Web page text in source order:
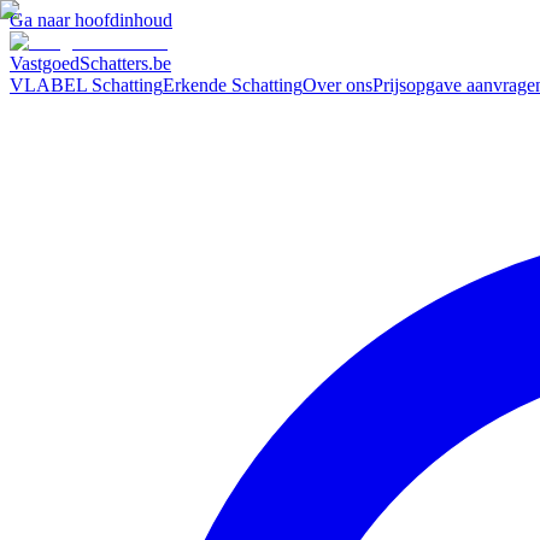
Ga naar hoofdinhoud
VastgoedSchatters.be
VLABEL SchattingErkende SchattingOver onsPrijsopgave